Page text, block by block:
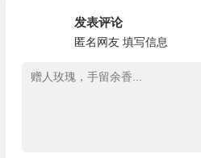
发表评论
匿名网友 填写信息